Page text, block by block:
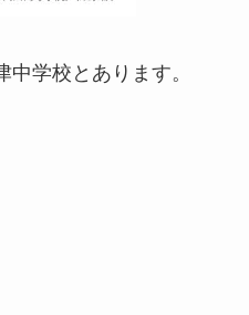
学校とあります。